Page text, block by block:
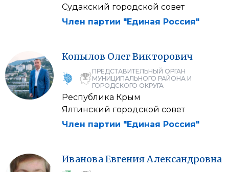
Судакский городской совет
Член партии "Единая Россия"
Копылов ОлегВикторович
ПРЕДСТАВИТЕЛЬНЫЙ ОРГАН
МУНИЦИПАЛЬНОГО РАЙОНА И
ГОРОДСКОГО ОКРУГА
Республика Крым
Ялтинский городской совет
Член партии "Единая Россия"
ИвановаЕвгенияАлександровна